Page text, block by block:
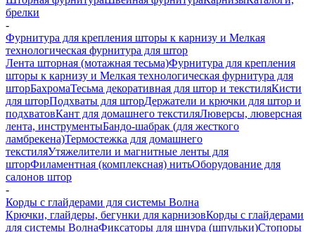
брелки
-
Фурнитура для крепления шторы к карнизу и Мелкая
технологическая фурнитура для штор
Лента шторная (мотажная тесьма)Фурнитура для крепления
шторы к карнизу и Мелкая технологическая фурнитура для
шторБахромаТесьма декоративная для штор и текстиляКисти
для шторПодхваты для шторДержатели и крючки для штор и
подхватовКант для домашнего текстиляЛюверсы, люверсная
лента, инструментыБандо-шабрак (для жесткого
ламбрекена)Термостежка для домашнего
текстиляУтяжелители и магнитные ленты для
шторФиламентная (комплексная) нитьОборудование для
салонов штор
-
Корды с глайдерами для системы Волна
Крючки, глайдеры, бегунки для карнизовКорды с глайдерами
для системы ВолнаФиксаторы для шнура (шпульки)Стопоры